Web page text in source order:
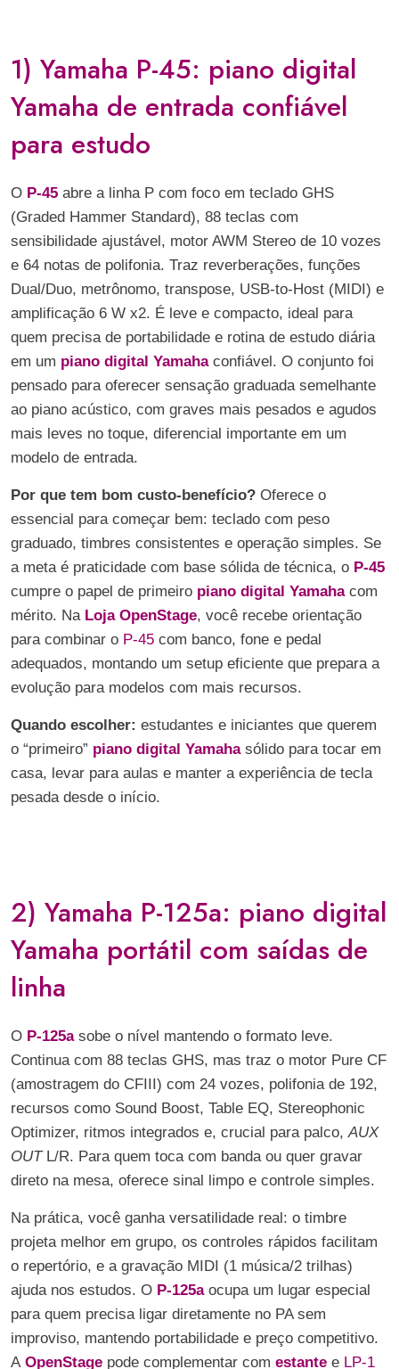
1) Yamaha P-45: piano digital
Yamaha de entrada confiável
para estudo
O P-45 abre a linha P com foco em teclado GHS
(Graded Hammer Standard), 88 teclas com
sensibilidade ajustável, motor AWM Stereo de 10 vozes
e 64 notas de polifonia. Traz reverberações, funções
Dual/Duo, metrônomo, transpose, USB-to-Host (MIDI) e
amplificação 6 W x2. É leve e compacto, ideal para
quem precisa de portabilidade e rotina de estudo diária
em um piano digital Yamaha confiável. O conjunto foi
pensado para oferecer sensação graduada semelhante
ao piano acústico, com graves mais pesados e agudos
mais leves no toque, diferencial importante em um
modelo de entrada.
Por que tem bom custo-benefício? Oferece o
essencial para começar bem: teclado com peso
graduado, timbres consistentes e operação simples. Se
a meta é praticidade com base sólida de técnica, o P-45
cumpre o papel de primeiro piano digital Yamahacom
mérito. NaLoja OpenStage, você recebe orientação
para combinar o P-45 com banco, fone e pedal
adequados, montando um setup eficiente que prepara a
evolução para modelos com mais recursos.
Quando escolher: estudantes e iniciantes que querem
o “primeiro” piano digital Yamahasólido para tocar em
casa, levar para aulas e manter a experiência de tecla
pesada desde o início.
2) Yamaha P-125a: piano digital
Yamaha portátil com saídas de
linha
O P-125a sobe o nível mantendo o formato leve.
Continua com 88 teclas GHS, mas traz o motor Pure CF
(amostragem do CFIII) com 24 vozes, polifonia de 192,
recursos como Sound Boost, Table EQ, Stereophonic
Optimizer, ritmos integrados e, crucial para palco,AUX
OUTL/R. Para quem toca com banda ou quer gravar
direto na mesa, oferece sinal limpo e controle simples.
Na prática, você ganha versatilidade real: o timbre
projeta melhor em grupo, os controles rápidos facilitam
o repertório, e a gravação MIDI (1 música/2 trilhas)
ajuda nos estudos. O P-125aocupa um lugar especial
para quem precisa ligar diretamente no PA sem
improviso, mantendo portabilidade e preço competitivo.
A OpenStage pode complementar com estante e LP-1